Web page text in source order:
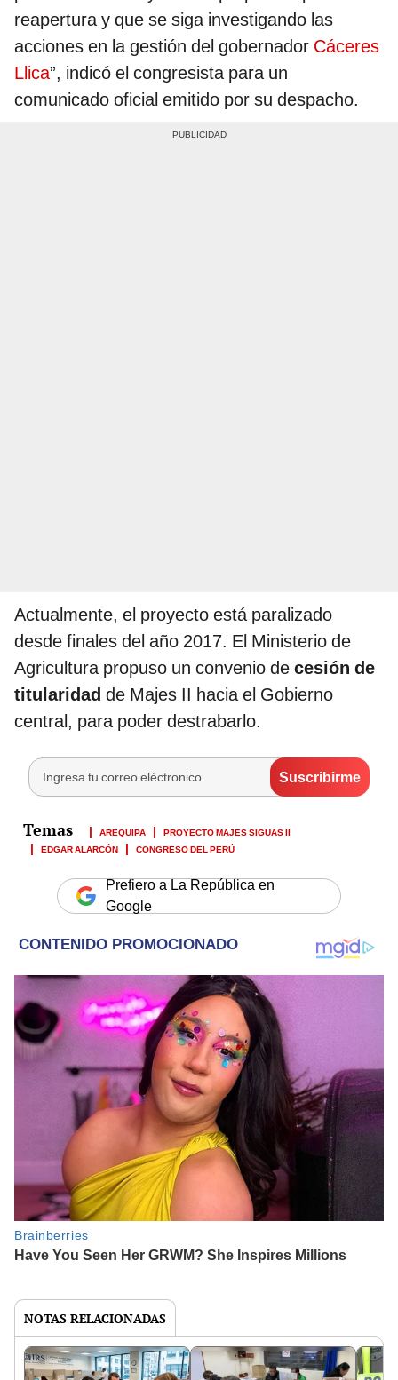
reapertura y que se siga investigando las
acciones en la gestión del gobernador Cáceres
Llica”, indicó el congresista para un
comunicado oficial emitido por su despacho.
Actualmente, el proyecto está paralizado
desde finales del año 2017. El Ministerio de
Agricultura propuso un convenio de cesión de
titularidad de Majes II hacia el Gobierno
central, para poder destrabarlo.
AREQUIPA
PROYECTO MAJES SIGUAS II
EDGAR ALARCÓN
CONGRESO DEL PERÚ
Prefiero a La República en
Google
NOTAS RELACIONADAS